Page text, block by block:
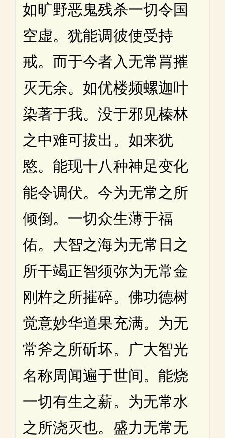
如旷野恶鬼残杀一切令国
空虚。犹能调彼使受持
戒。而于今者入无常罥摧
灭无余。如优楼频螺迦叶
染著于我。没于邪见榛林
之中难可拔出。如来犹
愍。能现十八种神足变化
能令调伏。今为无常之所
倾倒。一切众生薄于福
佑。大智之海为无常日之
所干竭正智须弥为无常金
刚杵之所摧碎。佛功德树
觉意妙华道果充满。为无
常斧之所斫坏。广大智光
名称周闻遍于世间。能烧
一切有生之薪。为无常水
之所浇灭也。盛力无常无